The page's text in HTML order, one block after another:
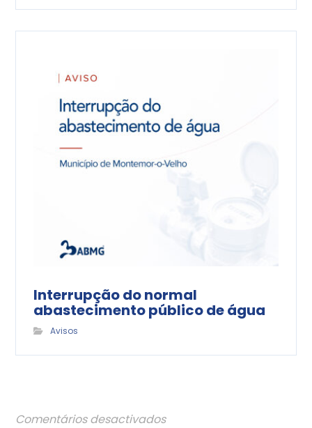
Interrupção do normal
abastecimento público de água
Avisos
Comentários desactivados